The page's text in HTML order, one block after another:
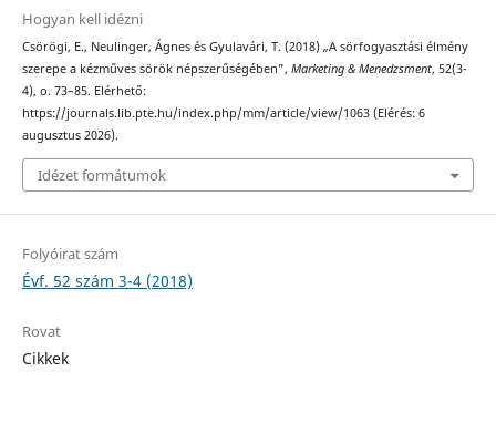
Hogyan kell idézni
Csörögi, E., Neulinger, Ágnes és Gyulavári, T. (2018) „A sörfogyasztási élmény
szerepe a kézműves sörök népszerűségében”, Marketing & Menedzsment, 52(3-
4), o. 73–85. Elérhető:
https://journals.lib.pte.hu/index.php/mm/article/view/1063 (Elérés: 6
augusztus 2026).
Idézet formátumok
Folyóirat szám
Évf. 52 szám 3-4 (2018)
Rovat
Cikkek